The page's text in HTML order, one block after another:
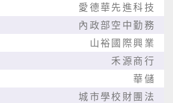
愛德華先進科技
內政部空中勤務
山裕國際興業
禾源商行
華儲
城市學校財團法